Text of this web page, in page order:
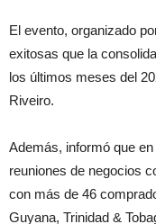
El evento, organizado
exitosas que la
los últimos meses del
Riveiro.
Además, informó que
reuniones de negocios
con más de 46
Guyana, Trinidad &